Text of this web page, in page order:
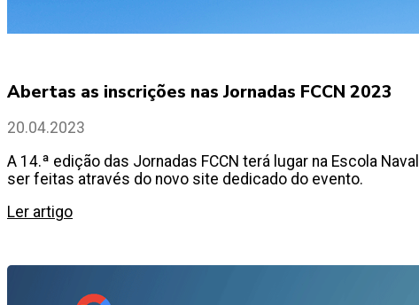
Abertas as inscrições nas Jornadas FCCN 2023
20.04.2023
A 14.ª edição das Jornadas FCCN terá lugar na Escola
ser feitas através do novo site dedicado do evento.
Ler artigo